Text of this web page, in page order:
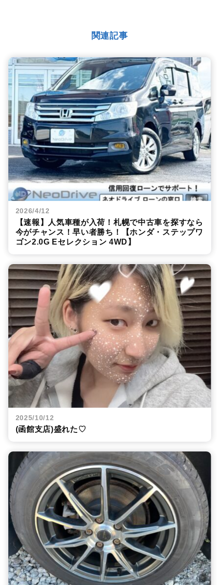
関連記事
2026/4/12
【速報】人気車種が入荷！札幌で中古車を探すなら
今がチャンス！早い者勝ち！【ホンダ・ステップワ
ゴン2.0G Eセレクション 4WD】
2025/10/12
(函館支店)盛れた♡